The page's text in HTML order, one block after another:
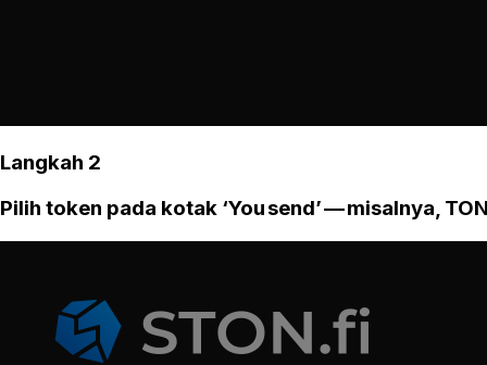
Langkah 2
Pilih token pada kotak ‘You send’ — misalnya,